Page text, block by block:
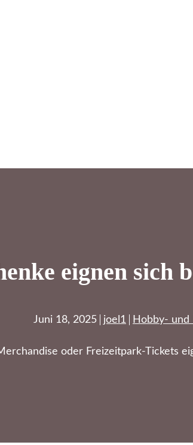
eignen sich
Juni 18, 2025 joel1 Hobby- und
oder Freizeitpark-Tickets